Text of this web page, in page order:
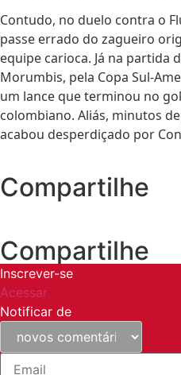
Contudo, no duelo contra o
passe errado do zagueiro
equipe carioca. Já na partida
Morumbis, pela Copa Sul-
um lance que terminou no
colombiano. Aliás, minutos
acabou desperdiçado por
Compartilhe
Compartilhe
Inscrever-se
Acessar
Notificar de